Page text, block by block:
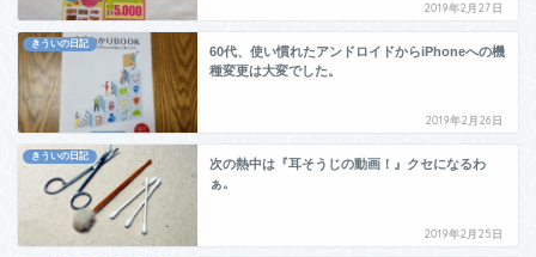
2019年2月27日
きういの日記
60代、使い慣れたアンドロイドからiPhoneへの機
種変更は大変でした。
2019年2月26日
きういの日記
次の熱中は『耳そうじの動画！』クセになるわ
ぁ。
2019年2月25日